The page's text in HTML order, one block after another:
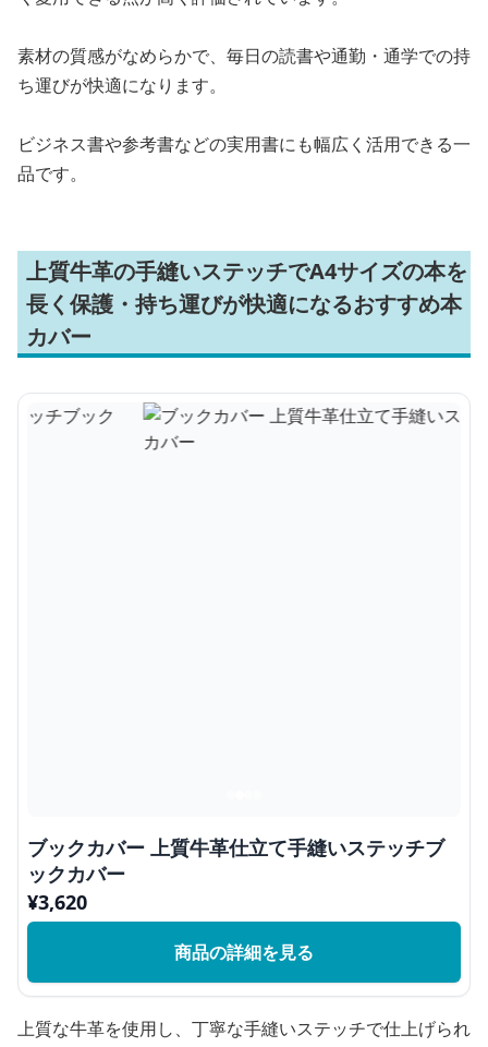
素材の質感がなめらかで、毎日の読書や通勤・通学での持
ち運びが快適になります。
ビジネス書や参考書などの実用書にも幅広く活用できる一
品です。
上質牛革の手縫いステッチでA4サイズの本を
長く保護・持ち運びが快適になるおすすめ本
カバー
ブックカバー 上質牛革仕立て手縫いステッチブ
ックカバー
¥3,620
商品の詳細を見る
上質な牛革を使用し、丁寧な手縫いステッチで仕上げられ